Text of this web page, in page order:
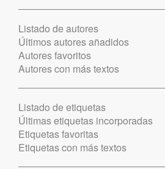
Listado de autores
Últimos autores añadidos
Autores favoritos
Autores con más textos
Listado de etiquetas
Últimas etiquetas incorporadas
Etiquetas favoritas
Etiquetas con más textos